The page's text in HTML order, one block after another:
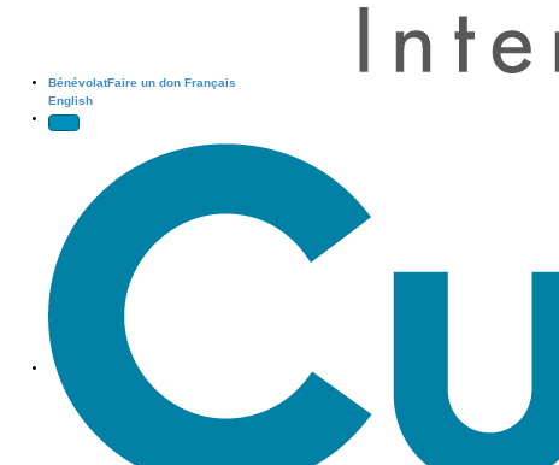
BénévolatFaire un don Français
English